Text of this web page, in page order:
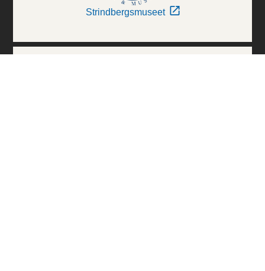
Strindbergsmuseet